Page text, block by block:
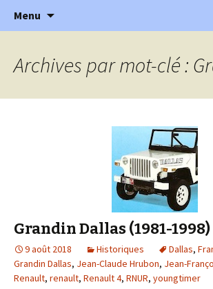
l'Automobile
l'automobile ancienne :
…
Menu
Archives par mot-clé :
Grandin Dallas (1981-1998)
9 août 2018 Historiques Dallas,
Grandin Dallas, Jean-Claude Hrubon, Jean-
Renault, renault, Renault 4, RNUR, youngtimer